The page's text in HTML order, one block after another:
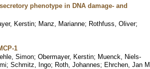
phenotype in DNA damage- and
Kerstin; Manz, Marianne; Rothfuss, Oliver;
1
Simon; Obermayer, Kerstin; Muenck, Niels-
; Schmitz, Ingo; Roth, Johannes; Ehrchen, Jan M.